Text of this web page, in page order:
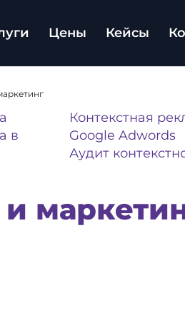
Цены Кейсы
в
Контекстная
Google Adwords
Аудит
и